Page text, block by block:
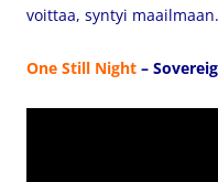
voittaa, syntyi
One Still Night –